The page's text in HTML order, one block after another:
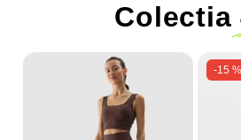
Colectia
-15 %